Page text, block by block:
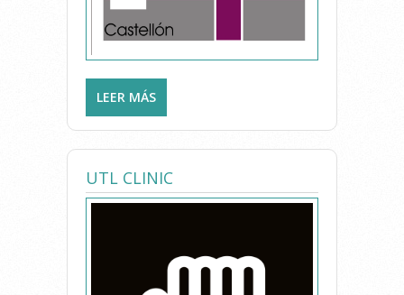
LEER MÁS
FISIOTERAPIA CASTELLON
UTL CLINIC